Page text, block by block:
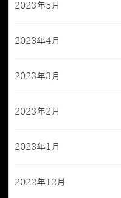
2023年5月
2023年4月
2023年3月
2023年2月
2023年1月
2022年12月